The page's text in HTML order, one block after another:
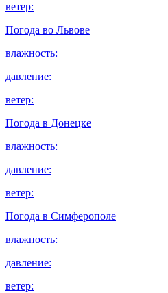
ветер:
Погода во Львове
влажность:
давление:
ветер:
Погода в Донецке
влажность:
давление:
ветер:
Погода в Симферополе
влажность:
давление:
ветер: